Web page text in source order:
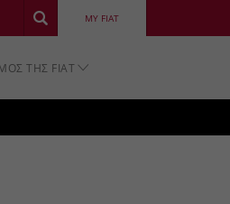
MY FIAT
ΤΗΣ FIAT